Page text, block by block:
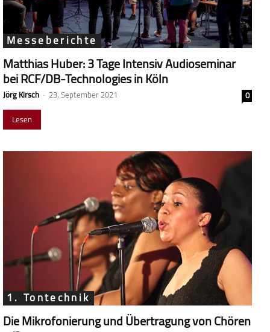
Messeberichte
Matthias Huber: 3 Tage Intensiv Audioseminar
bei RCF/DB-Technologies in Köln
Jörg Kirsch - 23. September 2021
0
Lesen
1. Tontechnik
Die Mikrofonierung und Übertragung von Chören